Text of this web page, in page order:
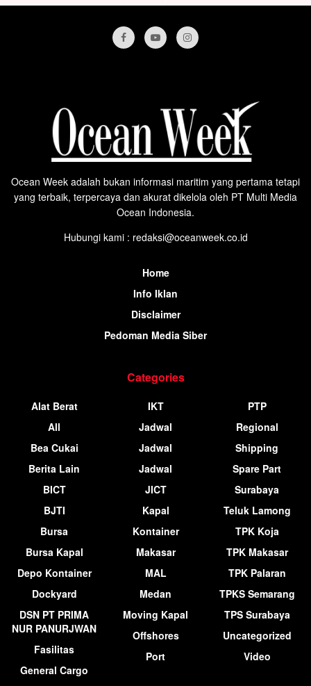
Ocean Week adalah bukan informasi maritim yang pertama tetapi
yang terbaik, terpercaya dan akurat dikelola oleh PT Multi Media
Ocean Indonesia.
Hubungi kami : redaksi@oceanweek.co.id
Home
Info Iklan
Disclaimer
Pedoman Media Siber
Categories
Alat Berat
All
Bea Cukai
Berita Lain
BICT
BJTI
Bursa
Bursa Kapal
Depo Kontainer
Dockyard
DSN PT PRIMA
NUR PANURJWAN
Fasilitas
General Cargo
IKT
Jadwal
Jadwal
Jadwal
JICT
Kapal
Kontainer
Makasar
MAL
Medan
Moving Kapal
Offshores
Port
PTP
Regional
Shipping
Spare Part
Surabaya
Teluk Lamong
TPK Koja
TPK Makasar
TPK Palaran
TPKS Semarang
TPS Surabaya
Uncategorized
Video